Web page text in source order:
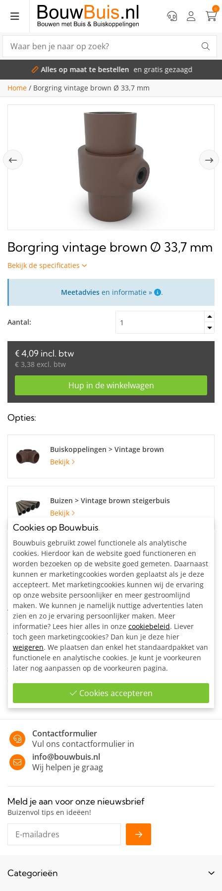
0
Alles op maat te bestellen
en gratis gezaagd
Home / Borgring vintage brown Ø 33,7 mm
Borgring vintage brown Ø 33,7 mm
Bekijk de specificaties
Meetadviesen informatie » .
Aantal:
€ 4,09 incl. btw
€ 3,38 excl. btw
Hup in de winkelwagen
Opties:
Buiskoppelingen > Vintage brown
Bekijk
Buizen > Vintage brown steigerbuis
Bekijk
Specificaties
Materiaal:
Staal, bruin gecoat
Buisdiameter:
33.7 mm
Kleur:
Vintage brown
Artikelnummer:
204179B
Omschrijving
Borgring vintage brown voor het verhogen van de
schuifweerstand van zwaarbelaste buiskoppelingen. Of als
ondersteuning voor houten legborden.
Contactformulier
Vul ons contactformulier in
info@bouwbuis.nl
Wij helpen je graag
Meld je aan voor onze nieuwsbrief
Buizenvol tips en ideëen!
Categorieën
Cookies op Bouwbuis.
Bouwbuis gebruikt zowel functionele als analytische
cookies. Hierdoor kan de website goed functioneren en
worden bezoeken op de website goed gemeten. Daarnaast
kunnen er marketingcookies worden geplaatst als je deze
accepteert. Met marketingcookies kunnen wij de ervaring
op onze website persoonlijker en meer gestroomlijnd
maken. We kunnen je namelijk nuttige advertenties laten
zien en zo je ervaring persoonlijker maken. Meer
informatie? Lees hier alles in onze cookiebeleid. Liever
toch geen marketingcookies? Dan kun je deze hier
weigeren. We plaatsen dan enkel het standaardpakket van
functionele en analytische cookies. Je kunt je voorkeuren
later nog aanpassen op de voorkeuren pagina.
Cookies accepteren